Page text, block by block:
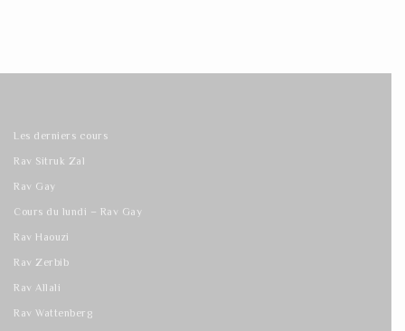
Les derniers cours
Rav Sitruk Zal
Rav Gay
Cours du lundi – Rav Gay
Rav Haouzi
Rav Zerbib
Rav Allali
Rav Wattenberg